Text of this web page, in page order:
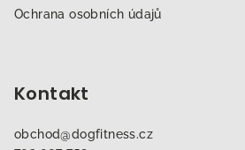
Ochrana osobních údajů
Kontakt
obchod@dogfitness.cz